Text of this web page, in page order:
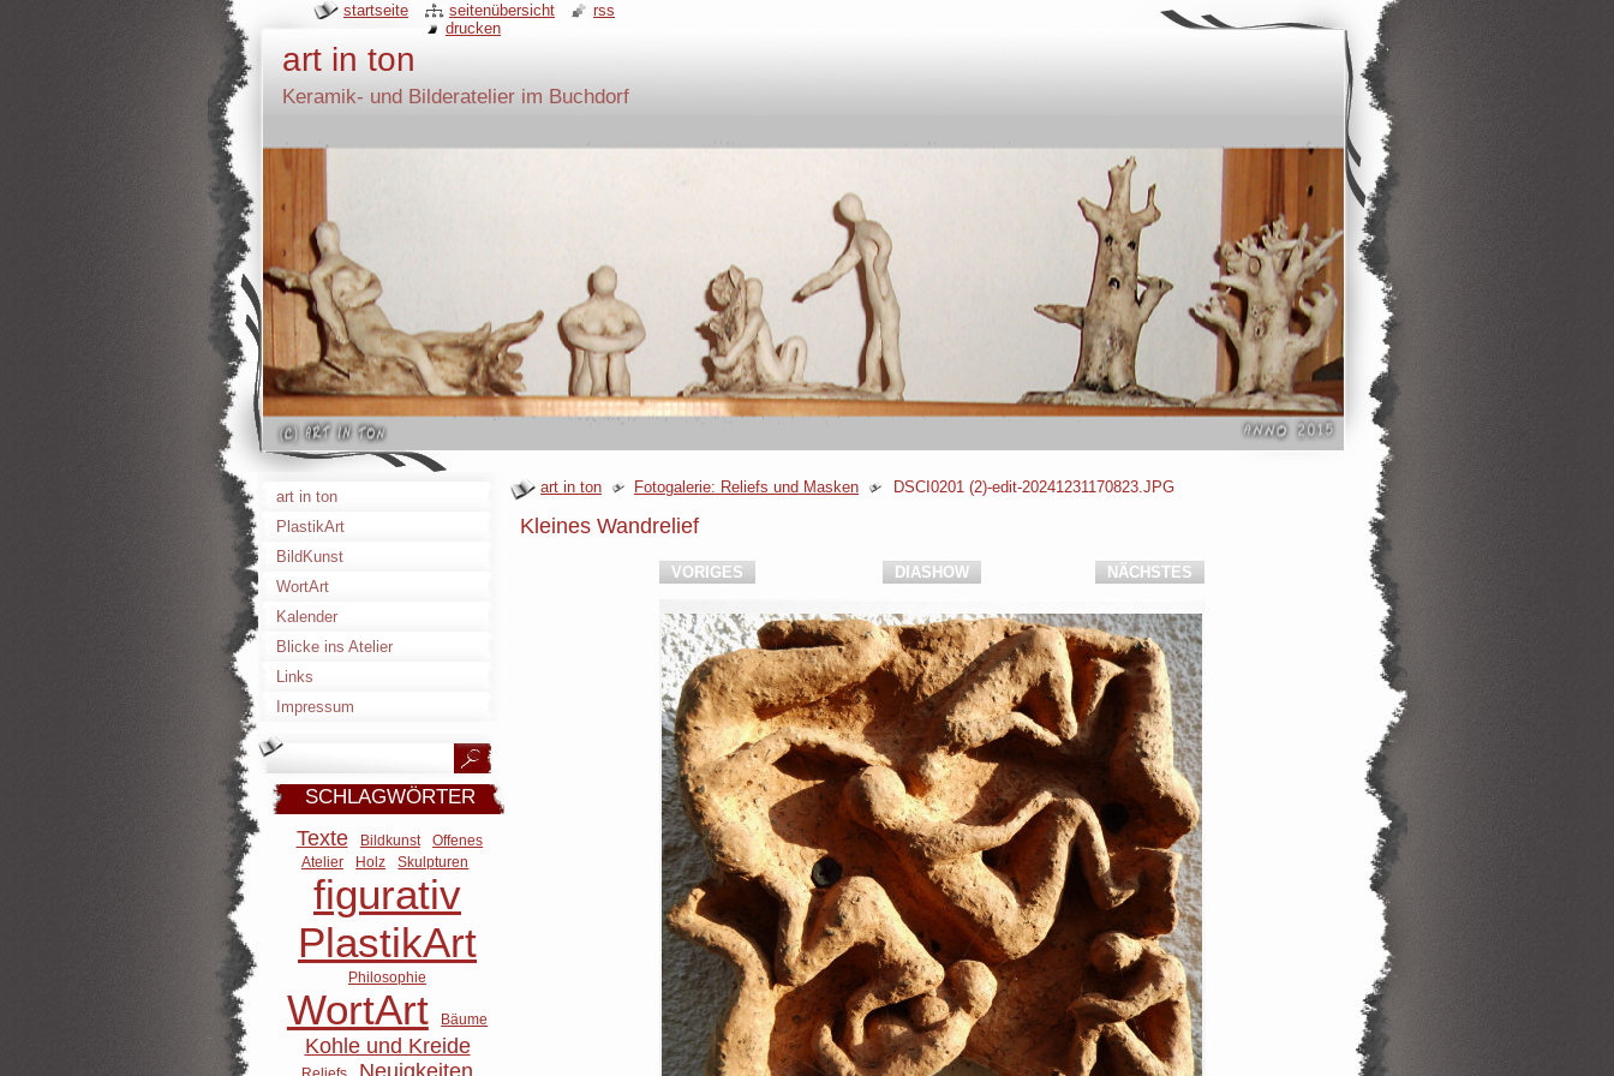
art in ton
Keramik- und Bilderatelier im Buchdorf
art in ton Fotogalerie: Reliefs und Masken DSCI0201 (2)-edit-20241231170823.JPG
Kleines Wandrelief
VORIGES DIASHOW NÄCHSTES
art in ton
PlastikArt
BildKunst
WortArt
Kalender
Blicke ins Atelier
Links
Impressum
SCHLAGWÖRTER
Texte Bildkunst
Offenes
Atelier
Holz Skulpturen
figurativ
PlastikArt
Philosophie
WortArt Bäume
Kohle und Kreide
Neuigkeiten
startseite seitenübersicht
rss
drucken